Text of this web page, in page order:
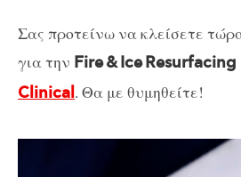
Σας προτείνω να κλείσετε
για την Fire & Ice
Clinical. Θα με θυμηθείτε!